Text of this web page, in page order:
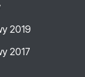
2019
2017